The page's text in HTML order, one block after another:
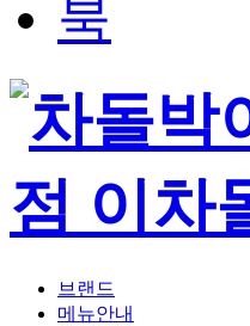
브랜드
메뉴안내